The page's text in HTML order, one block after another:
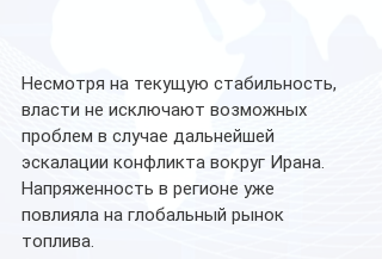
Несмотря на текущую стабильность,
власти не исключают возможных
проблем в случае дальнейшей
эскалации конфликта вокруг Ирана.
Напряженность в регионе уже
повлияла на глобальный рынок
топлива.